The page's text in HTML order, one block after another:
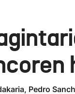
Pedro